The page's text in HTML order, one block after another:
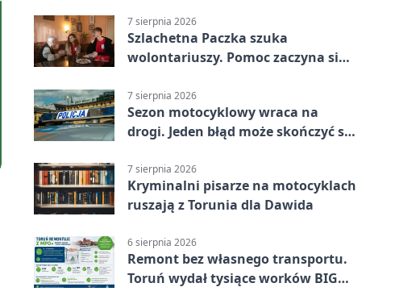
7 sierpnia 2026
Szlachetna Paczka szuka
wolontariuszy. Pomoc zaczyna się
7 sierpnia 2026
Sezon motocyklowy wraca na
drogi. Jeden błąd może skończyć się
7 sierpnia 2026
Kryminalni pisarze na motocyklach
ruszają z Torunia dla Dawida
6 sierpnia 2026
Remont bez własnego transportu.
Toruń wydał tysiące worków BIG